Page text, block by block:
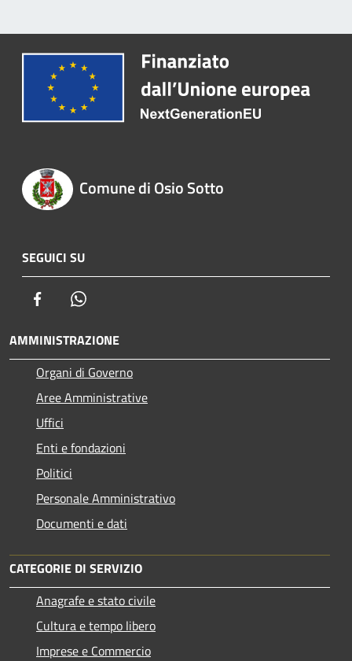
Comune di Osio Sotto
SEGUICI SU
Facebook
AMMINISTRAZIONE
Organi di Governo
Aree Amministrative
Uffici
Enti e fondazioni
Politici
Personale Amministrativo
Documenti e dati
CATEGORIE DI SERVIZIO
Anagrafe e stato civile
Cultura e tempo libero
Imprese e Commercio